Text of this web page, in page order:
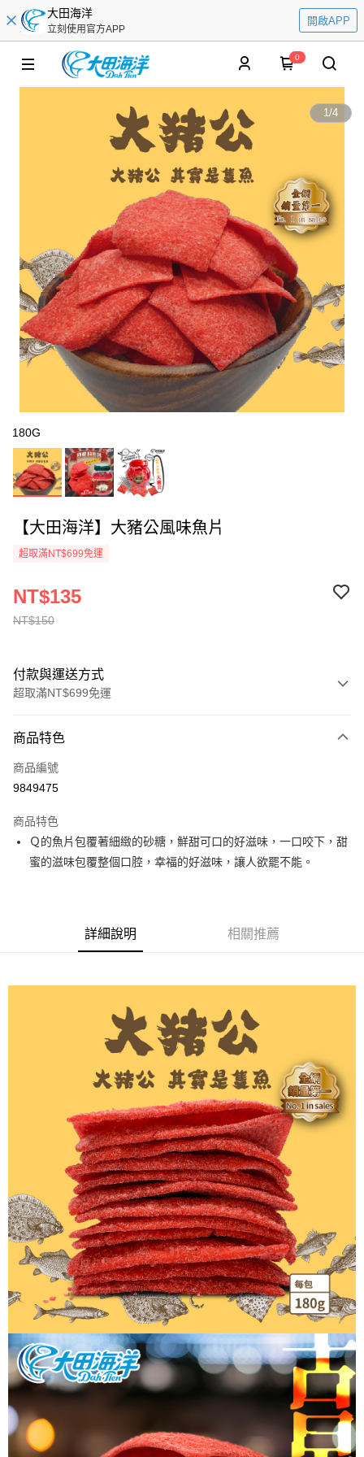
大田海洋
立刻使用官方APP
開啟APP
0
1/4
180G
【大田海洋】大豬公風味魚片
超取滿NT$699免運
NT$150
NT$135
付款與運送方式
超取滿NT$699免運
信用卡一次付款
超商取貨付款
Apple Pay
街口支付
AFTEE先享後付是「在收到商品之後才付款」的支付方式。 讓您購物簡單
１．簡單：不需註冊會員、不需綁卡、不需儲值。
２．便利：只要手機號碼，簡訊認證，即可結帳。
３．安心：先確認商品／服務後，再付款。
１．於結帳方式選擇「AFTEE先享後付」後，將跳轉至「AFTEE先享後付」
結帳頁面，進行簡訊認證並確認金額後，即可完成結帳。
２．訂單成立數日內，您將收到繳費通知簡訊。
３．收到繳費通知簡訊後14天內，點擊此簡訊中的連結，可透過四大超商／
ATM／網路銀行／等多元方式進行付款，方視為交易完成。
※ 請注意：結帳手續完成當下不需立刻繳費，但若您需要取消訂單，請聯絡
購買商品的店家。未經商家同意取消之訂單仍視為有效，需透過AFTEE先享
後付繳納相關費用。
※ 交易是否成功請以「AFTEE先享後付 」之結帳頁面顯示為準，若有關於
是否繳費成功／繳費後需取消欲退款等相關疑問，請聯繫「AFTEE先享後付
客戶支援中心」https://netprotections.freshdesk.com/support/home
【注意事項】
１．透過由恩沛科技股份有限公司提供之「AFTEE先享後付」服務完成之交
易，需依本服務之必要範圍內提供個人資料，並將交易相關給付款項請求債
權轉讓予恩沛科技股份有限公司。
２．關於個人資料處理事宜，請瀏覽以下網址：
https://aftee.tw/terms/#terms3
３．未成年的使用者請事先徵得法定代理人或監護人之同意方可使用
「AFTEE先享後付」，若未經同意申辦者引起之損失，本公司不負相關責
４．使用「AFTEE先享後付」時，將依據個別帳號之用戶狀況，依本公司即
時審查核予不同之上限額度；若仍有額度不足之情形，本公司將視審查結果
請求用戶進行身份認證。
每筆NT$60，滿NT$699(含以上)免運費
付款後全家取貨
每筆NT$60，滿NT$699(含以上)免運費
7-11取貨付款
每筆NT$60，滿NT$699(含以上)免運費
付款後7-11取貨
每筆NT$60，滿NT$699(含以上)免運費
每筆NT$150，滿NT$1,200(含以上)免運費
商品特色
商品編號
9849475
商品特色
Ｑ的魚片包覆著細緻的砂糖，鮮甜可口的好滋味，一口咬下，甜
蜜的滋味包覆整個口腔，幸福的好滋味，讓人欲罷不能。
詳細說明 相關推薦